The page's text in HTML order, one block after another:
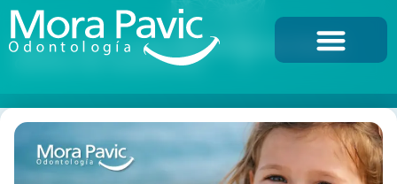
Inicio/Cómo cuidar la salud bucal infantil
durante las vacaciones